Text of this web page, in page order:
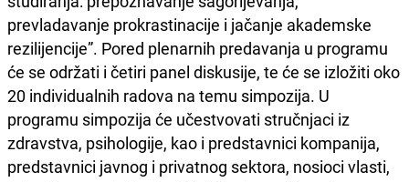
prevladavanje prokrastinacije i jačanje akademske
rezilijencije”. Pored plenarnih predavanja u programu
će se održati i četiri panel diskusije, te će se izložiti oko
20 individualnih radova na temu simpozija. U
programu simpozija će učestvovati stručnjaci iz
zdravstva, psihologije, kao i predstavnici kompanija,
predstavnici javnog i privatnog sektora, nosioci vlasti,